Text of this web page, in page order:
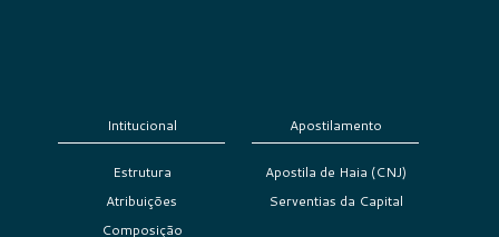
Intitucional
Estrutura
Atribuições
Composição
Apostilamento
Apostila de Haia (CNJ)
Serventias da Capital